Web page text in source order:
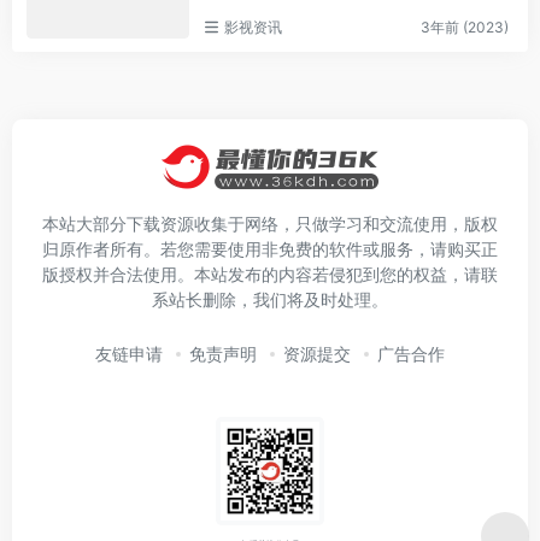
影视资讯 3年前 (2023)
本站大部分下载资源收集于网络，只做学习和交流使用，版权
归原作者所有。若您需要使用非免费的软件或服务，请购买正
版授权并合法使用。本站发布的内容若侵犯到您的权益，请联
系站长删除，我们将及时处理。
友链申请 免责声明 资源提交 广告合作